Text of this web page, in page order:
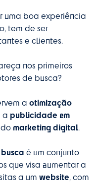
uma boa experiência
tem de ser
e clientes.
nos primeiros
de busca?
a otimização
a publicidade em
marketing digital.
é um conjunto
que visa aumentar a
a um website, com